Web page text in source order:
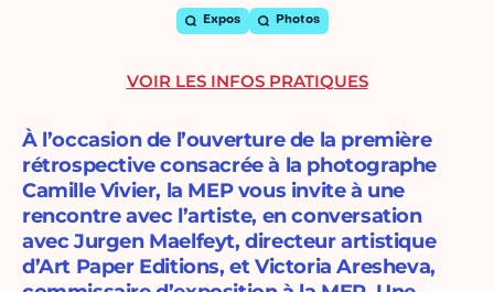
Expos Photos
À l’occasion de l’ouverture de la première
rétrospective consacrée à la photographe
Camille Vivier, la MEP vous invite à une
rencontre avec l’artiste, en conversation
avec Jurgen Maelfeyt, directeur artistique
d’Art Paper Editions, et Victoria Aresheva,
VOIR LES INFOS PRATIQUES